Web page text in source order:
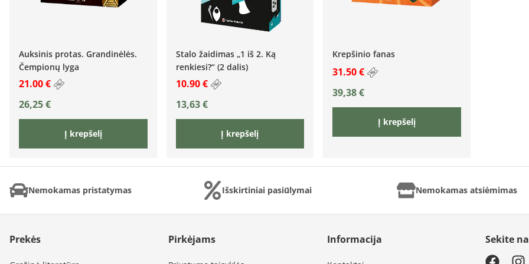
Auksinis protas. Grandinėlės.
Čempionų lyga
21.00 €
26,25€
Į krepšelį
Stalo žaidimas „1 iš 2. Ką
renkiesi?“ (2 dalis)
10.90 €
13,63€
Į krepšelį
Krepšinio fanas
31.50 €
39,38€
Į krepšelį
Nemokamas pristatymas Išskirtiniai pasiūlymai Nemokamas atsiėmimas
Prekės Pirkėjams Informacija Sekite